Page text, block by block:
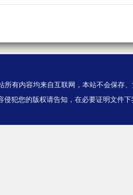
所有内容均来自互联网，本站不会保存
侵犯您的版权请告知，在必要证明文件